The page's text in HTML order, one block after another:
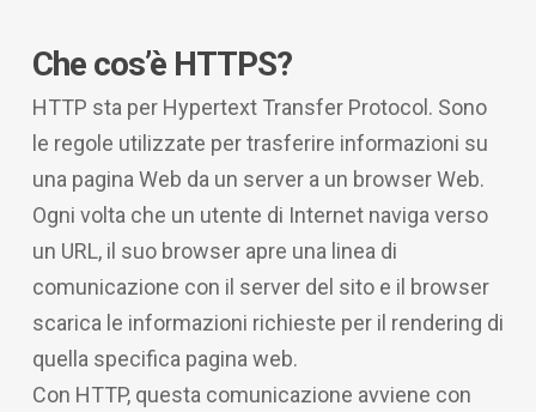
Che cos’è HTTPS?
HTTP sta per Hypertext Transfer Protocol. Sono
le regole utilizzate per trasferire informazioni su
una pagina Web da un server a un browser Web.
Ogni volta che un utente di Internet naviga verso
un URL, il suo browser apre una linea di
comunicazione con il server del sito e il browser
scarica le informazioni richieste per il rendering di
quella specifica pagina web.
Con HTTP, questa comunicazione avviene con